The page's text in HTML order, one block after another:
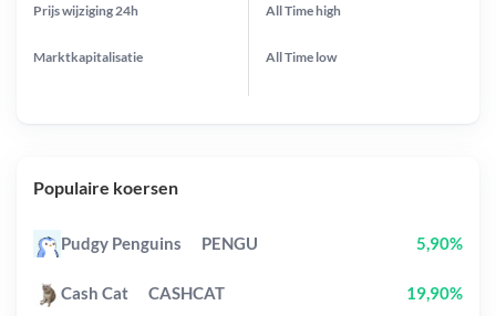
Prijs wijziging 24h
Marktkapitalisatie
All Timehigh
All Time low
Populaire koersen
Pudgy Penguins PENGU 5,90%
Cash Cat CASHCAT 19,90%